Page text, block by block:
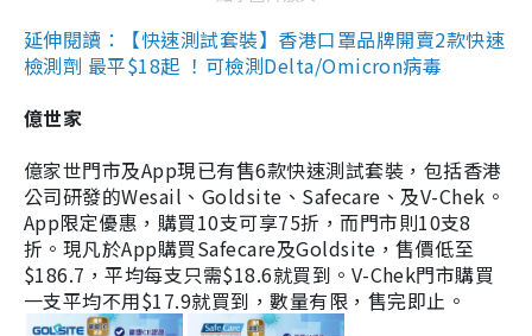
延伸閱讀：【快速測試套裝】香港口罩品牌開賣2款快速
檢測劑 最平$18起 ！可檢測Delta/Omicron病毒
億世家
億家世門市及App現已有售6款快速測試套裝，包括香港
公司研發的Wesail、Goldsite、Safecare、及V-Chek。
App限定優惠，購買10支可享75折，而門市則10支8
折。現凡於App購買Safecare及Goldsite，售價低至
$186.7，平均每支只需$18.6就買到。V-Chek門市購買
一支平均不用$17.9就買到，數量有限，售完即止。